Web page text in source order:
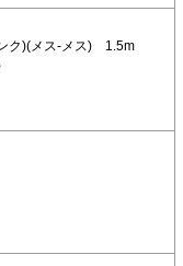
ク)(メス-メス) 1.5m